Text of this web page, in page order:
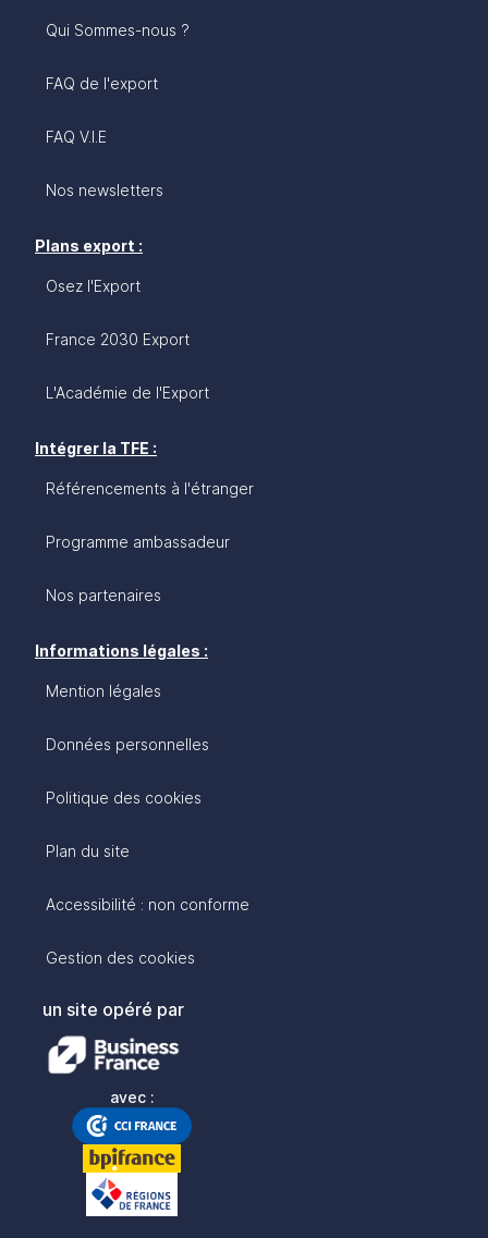
Qui Sommes-nous ?
FAQ de l'export
FAQ V.I.E
Nos newsletters
Plans export :
Osez l'Export
France 2030 Export
L'Académie de l'Export
Intégrer la TFE :
Référencements à l'étranger
Programme ambassadeur
Nos partenaires
Informations légales :
Mention légales
Données personnelles
Politique des cookies
Plan du site
Accessibilité : non conforme
Gestion des cookies
un site opéré par
avec :